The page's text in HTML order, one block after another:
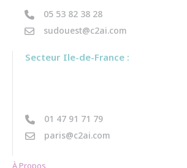
05 53 82 38 28
sudouest@c2ai.com
Secteur Ile-de-France :
01 47 91 71 79
paris@c2ai.com
À Propos